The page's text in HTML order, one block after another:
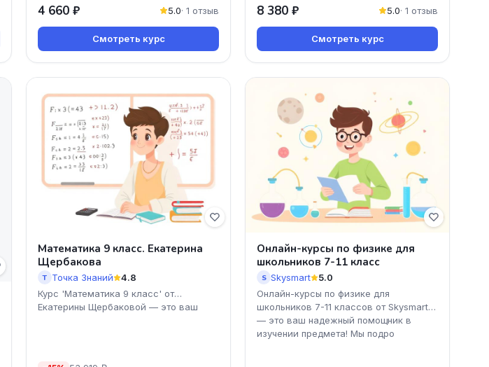
4 660 ₽ 5.0· 1 отзыв
Смотреть курс
Татьяной Граевой! Этот онлайн-курс
8 380 ₽ 5.0· 1 отзыв
Смотреть курс
Математика 9 класс. Екатерина
Щербакова
Т Точка Знаний
4.8
Курс 'Математика 9 класс' от
Екатерины Щербаковой — это ваш
Онлайн-курсы по физике для
школьников 7-11 класс
S Skysmart
5.0
Онлайн-курсы по физике для
школьников 7-11 классов от Skysmart
— это ваш надежный помощник в
изучении предмета! Мы подро